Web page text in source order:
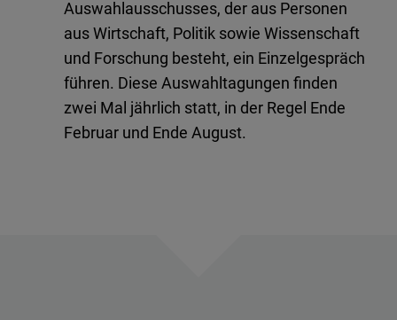
Auswahlausschusses, der aus Personen
aus Wirtschaft, Politik sowie Wissenschaft
und Forschung besteht, ein Einzelgespräch
führen. Diese Auswahltagungen finden
zwei Mal jährlich statt, in der Regel Ende
Februar und Ende August.